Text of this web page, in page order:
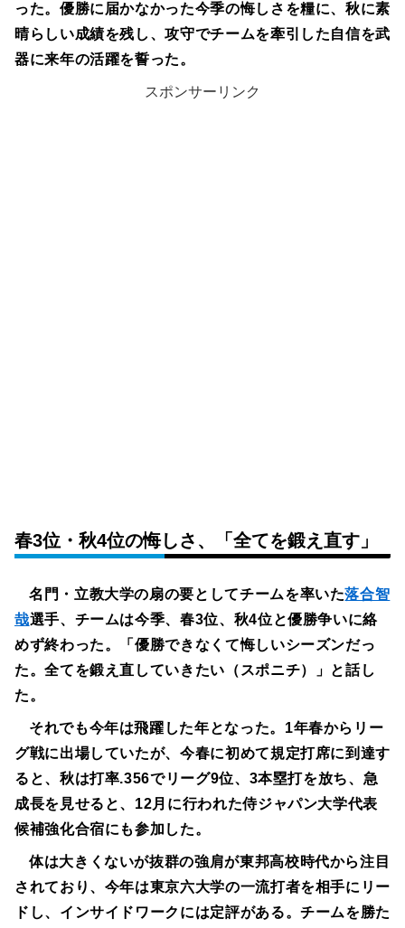
った。優勝に届かなかった今季の悔しさを糧に、秋に素
晴らしい成績を残し、攻守でチームを牽引した自信を武
器に来年の活躍を誓った。
スポンサーリンク
春3位・秋4位の悔しさ、「全てを鍛え直す」
名門・立教大学の扇の要としてチームを率いた落合智
哉選手、チームは今季、春3位、秋4位と優勝争いに絡
めず終わった。「優勝できなくて悔しいシーズンだっ
た。全てを鍛え直していきたい（スポニチ）」と話し
た。
それでも今年は飛躍した年となった。1年春からリー
グ戦に出場していたが、今春に初めて規定打席に到達す
ると、秋は打率.356でリーグ9位、3本塁打を放ち、急
成長を見せると、12月に行われた侍ジャパン大学代表
候補強化合宿にも参加した。
体は大きくないが抜群の強肩が東邦高校時代から注目
されており、今年は東京六大学の一流打者を相手にリー
ドし、インサイドワークには定評がある。チームを勝た